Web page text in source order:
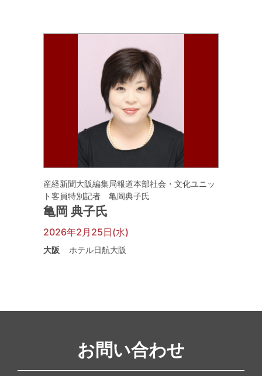
産経新聞大阪編集局報道本部社会・文化ユニッ
ト客員特別記者 亀岡典子氏
亀岡 典子氏
2026年2月25日(水)
大阪 ホテル日航大阪
お問い合わせ